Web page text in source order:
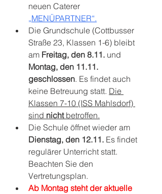
neuen Caterer
„MENÜPARTNER“.
Die Grundschule (Cottbusser
Straße 23, Klassen 1-6) bleibt
am Freitag, den 8.11. und
Montag, den 11.11.
geschlossen. Es findet auch
keine Betreuung statt. Die
Klassen 7-10 (ISS Mahlsdorf)
sind nicht betroffen.
Die Schule öffnet wieder am
Dienstag, den 12.11. Es findet
regulärer Unterricht statt.
Beachten Sie den
Vertretungsplan.
Ab Montag steht der aktuelle